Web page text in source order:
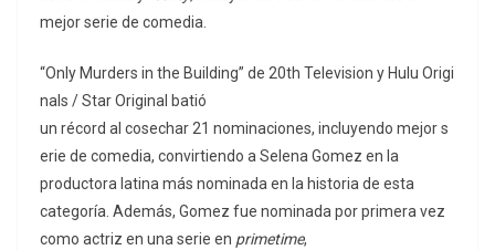
mejor serie de comedia.
“Only Murders in the Building” de 20th Television y Hulu Origi
nals / Star Original batió
un récord al cosechar 21 nominaciones, incluyendo mejor s
erie de comedia, convirtiendo a Selena Gomez en la
productora latina más nominada en la historia de esta
categoría. Además, Gomez fue nominada por primera vez
como actriz en una serie en primetime,